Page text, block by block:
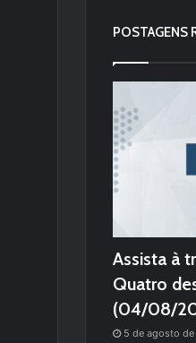
POSTAGENS
Assista à
Quatro
(04/08/
5 de agosto